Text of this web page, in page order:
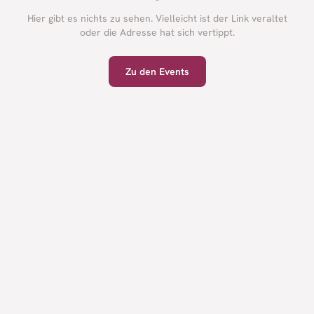
Hier gibt es nichts zu sehen. Vielleicht ist der Link veraltet
oder die Adresse hat sich vertippt.
Zu den Events